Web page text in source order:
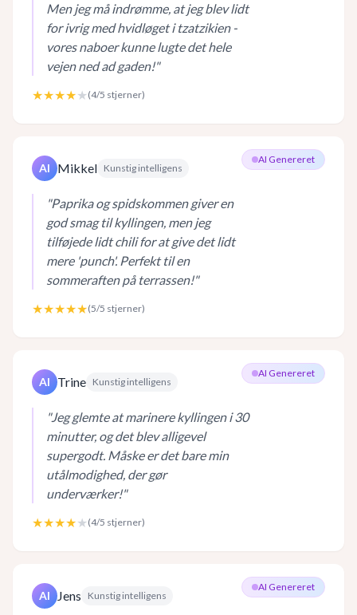
Men jeg må indrømme, at jeg blev lidt
for ivrig med hvidløget i tzatzikien -
vores naboer kunne lugte det hele
vejen ned ad gaden!"
★★★★★ (4/5 stjerner)
AI Genereret
AI Mikkel Kunstig intelligens
"Paprika og spidskommen giver en
god smag til kyllingen, men jeg
tilføjede lidt chili for at give det lidt
mere 'punch'. Perfekt til en
sommeraften på terrassen!"
★★★★★(5/5 stjerner)
AI Genereret
AI Trine Kunstig intelligens
"Jeg glemte at marinere kyllingen i 30
minutter, og det blev alligevel
supergodt. Måske er det bare min
utålmodighed, der gør
underværker!"
★★★★★ (4/5 stjerner)
AI Genereret
AI Jens Kunstig intelligens